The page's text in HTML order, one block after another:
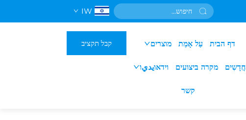
IW
דף הבית עַל אָמַת מוצרים
חֲדָשִים מקרה ביצועים וידאוيديו
קשר
קבל תקציב